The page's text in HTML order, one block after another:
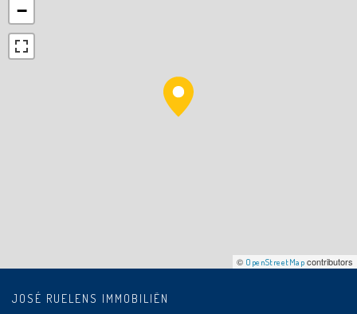
−
© OpenStreetMap contributors
JOSÉ RUELENS IMMOBILIËN